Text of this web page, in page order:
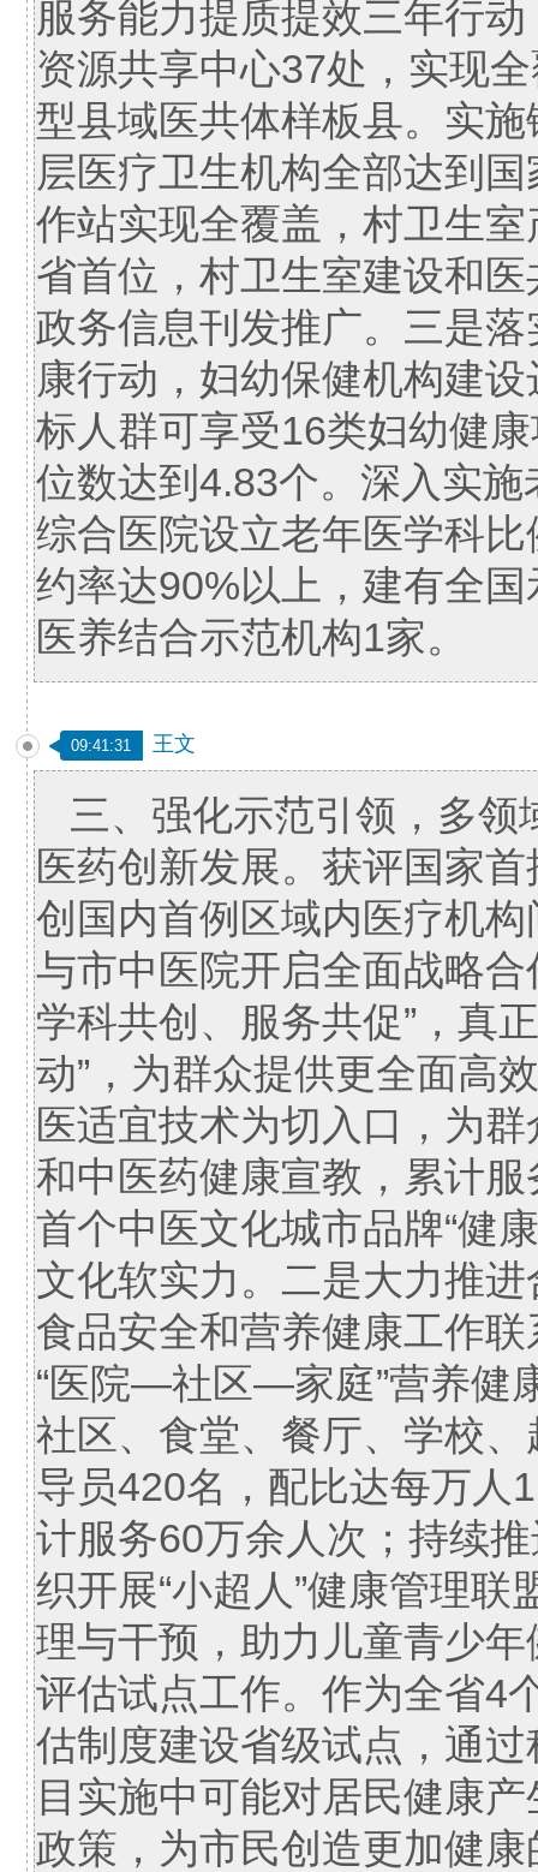
服务能力提质提效三年行
资源共享中心37处，实现
型县域医共体样板县。实
层医疗卫生机构全部达到
作站实现全覆盖，村卫生
省首位，村卫生室建设和
政务信息刊发推广。三是
康行动，妇幼保健机构建
标人群可享受16类妇幼健
位数达到4.83个。深入实
综合医院设立老年医学科
约率达90%以上，建有全
医养结合示范机构1家。
09:41:31 王文
三、强化示范引领，多
医药创新发展。获评国家
创国内首例区域内医疗机
与市中医院开启全面战略
学科共创、服务共促”，真
动”，为群众提供更全面高
医适宜技术为切入口，为
和中医药健康宣教，累计
首个中医文化城市品牌“健
文化软实力。二是大力推
食品安全和营养健康工作
“医院—社区—家庭”营养健
社区、食堂、餐厅、学校
导员420名，配比达每万人
计服务60万余人次；持续
织开展“小超人”健康管理
理与干预，助力儿童青少
评估试点工作。作为全省4
估制度建设省级试点，通
目实施中可能对居民健康
政策，为市民创造更加健